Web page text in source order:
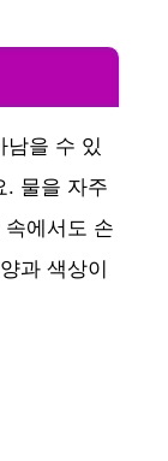
남을 수 있
. 물을 자주
에서도 손
과 색상이